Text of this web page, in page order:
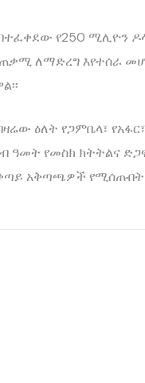
የ250 ሚሊዮን
ለማድረግ እየተሰራ
ዕለት የጋምቤላ፣
የመስክ ክትትልና
አቅጣጫዎች የሚሰጡበት